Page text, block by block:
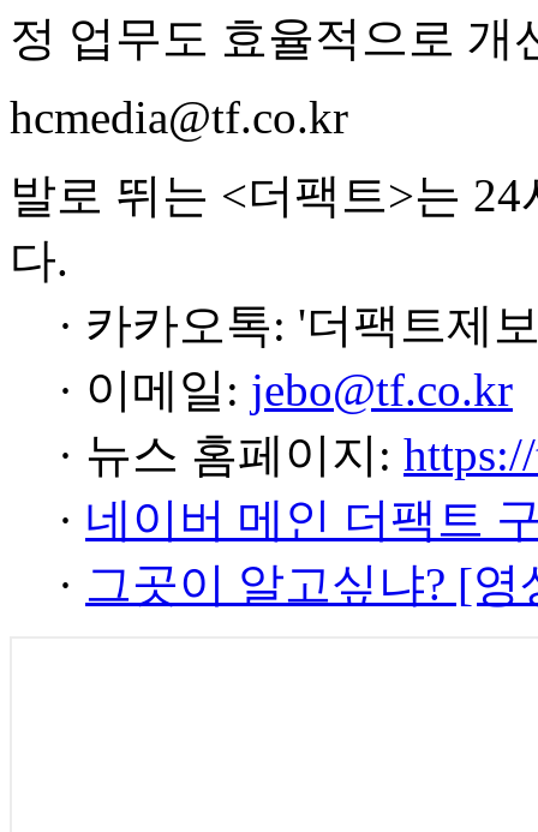
정 업무도 효율적으로 개
hcmedia@tf.co.kr
발로 뛰는 <더팩트>는
다.
· 카카오톡: '더팩트제
· 이메일: jebo@tf.co.kr
· 뉴스 홈페이지:
· 네이버 메인 더팩트
· 그곳이 알고싶냐? [